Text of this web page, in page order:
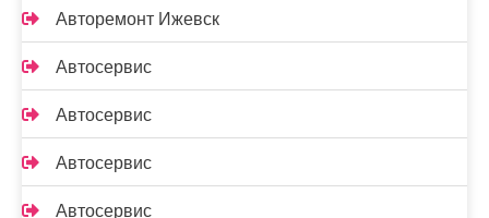
Авторемонт Ижевск
Автосервис
Автосервис
Автосервис
Автосервис